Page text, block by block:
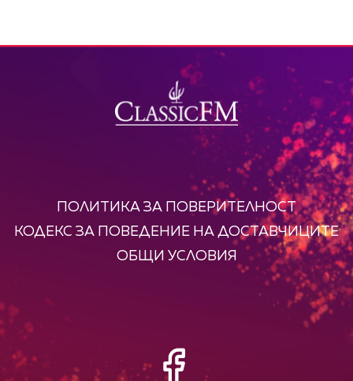
ПОЛИТИКА ЗА ПОВЕРИТЕЛНОСТ
КОДЕКС ЗА ПОВЕДЕНИЕ НА ДОСТАВЧИЦИТЕ
ОБЩИ УСЛОВИЯ